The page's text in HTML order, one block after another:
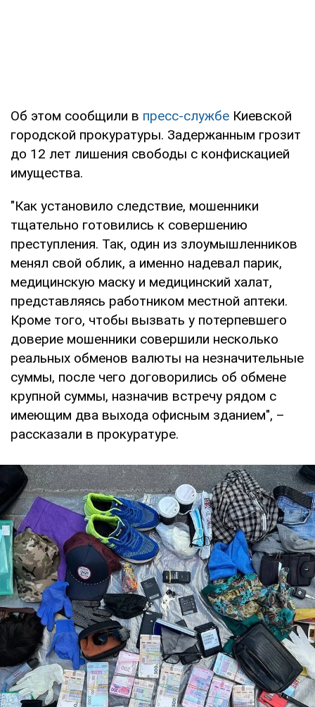
Об этом сообщили в пресс-службе Киевской
городской прокуратуры. Задержанным грозит
до 12 лет лишения свободы с конфискацией
имущества.
"Как установило следствие, мошенники
тщательно готовились к совершению
преступления. Так, один из злоумышленников
менял свой облик, а именно надевал парик,
медицинскую маску и медицинский халат,
представляясь работником местной аптеки.
Кроме того, чтобы вызвать у потерпевшего
доверие мошенники совершили несколько
реальных обменов валюты на незначительные
суммы, после чего договорились об обмене
крупной суммы, назначив встречу рядом с
имеющим два выхода офисным зданием", –
рассказали в прокуратуре.